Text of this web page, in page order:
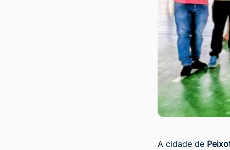
A cidade de